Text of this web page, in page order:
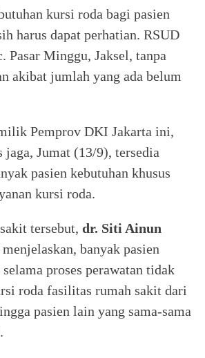
kursi roda bagi pasien
harus dapat perhatian. RSUD
Pasar Minggu, Jaksel, tanpa
akibat jumlah yang ada belum
Pemprov DKI Jakarta ini,
jaga, Jumat (13/9), tersedia
pasien kebutuhan khusus
kursi roda.
tersebut, dr. Siti Ainun
menjelaskan, banyak pasien
proses perawatan tidak
roda fasilitas rumah sakit dari
pasien lain yang sama-sama